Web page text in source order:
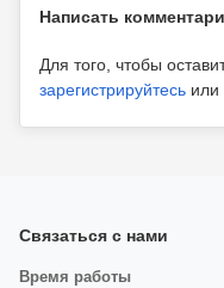
Написать
Для того, чтобы
зарегистрируйтесь или
Связаться с нами
Время работы